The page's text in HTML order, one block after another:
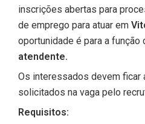
inscrições abertas para
de emprego para atuar em
oportunidade é para a função
atendente.
Os interessados devem ficar
solicitados na vaga pelo
Requisitos: